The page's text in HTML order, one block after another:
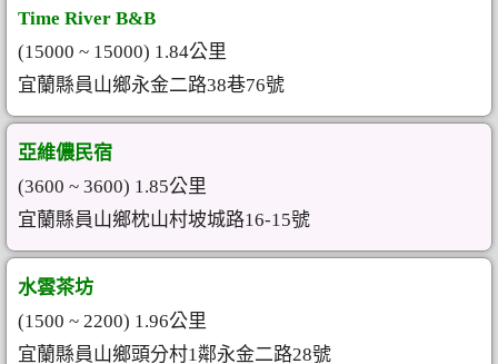
Time River B&B
(15000 ~ 15000) 1.84公里
宜蘭縣員山鄉永金二路38巷76號
亞維儂民宿
(3600 ~ 3600) 1.85公里
宜蘭縣員山鄉枕山村坡城路16-15號
水雲茶坊
(1500 ~ 2200) 1.96公里
宜蘭縣員山鄉頭分村1鄰永金二路28號